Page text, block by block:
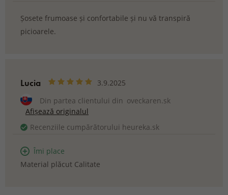
Șosete frumoase și confortabile și nu vă transpiră
picioarele.
Lucia
3.9.2025
Din partea clientului din oveckaren.sk
Afișează originalul
Recenziile cumpărătorului heureka.sk
Îmi place
Material plăcut Calitate